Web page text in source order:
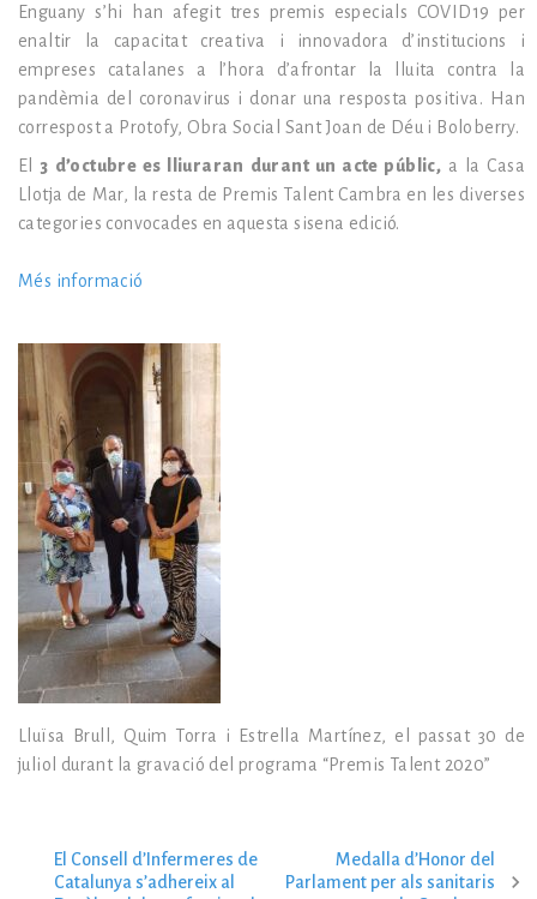
Enguany s’hi han afegit tres premis especials COVID19 per
enaltir la capacitat creativa i innovadora d’institucions i
empreses catalanes a l’hora d’afrontar la lluita contra la
pandèmia del coronavirus i donar una resposta positiva. Han
correspost a Protofy, Obra Social Sant Joan de Déu i Boloberry.
El 3 d’octubre es lliuraran durant un acte públic, a la Casa
Llotja de Mar, la resta de Premis Talent Cambra en les diverses
categories convocades en aquesta sisena edició.
Més informació
Lluïsa Brull, Quim Torra i Estrella Martínez, el passat 30 de
juliol durant la gravació del programa “Premis Talent 2020”
El Consell d’Infermeres de
Catalunya s’adhereix al
Medalla d’Honor del
Parlament per als sanitaris